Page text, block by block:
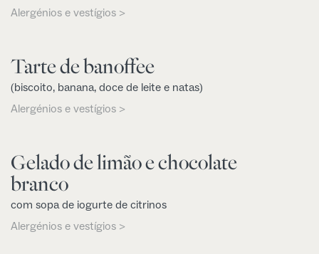
Alergénios e vestígios >
Tarte de banoffee
(biscoito, banana, doce de leite e natas)
Alergénios e vestígios >
Gelado de limão e chocolate
branco
com sopa de iogurte de citrinos
Alergénios e vestígios >